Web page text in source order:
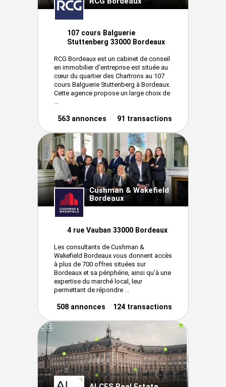
107 cours Balguerie
Stuttenberg 33000 Bordeaux
RCG Bordeaux est un cabinet de conseil
en immobilier d'entreprise est située au
cœur du quartier des Chartrons au 107
cours Balguerie Stuttenberg à Bordeaux.
Cette agence propose un large choix de
...
563 annonces 91 transactions
Cushman & Wakefield
Bordeaux
4 rue Vauban 33000 Bordeaux
Les consultants de Cushman &
Wakefield Bordeaux vous donnent accès
à plus de 700 offres situées sur
Bordeaux et sa périphérie, ainsi qu’à une
expertise du marché local, leur
permettant de répondre ...
508 annonces 124 transactions